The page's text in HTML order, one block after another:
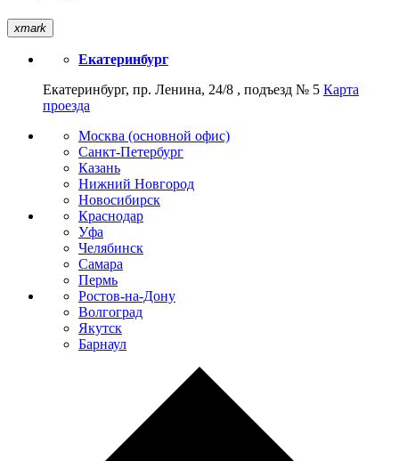
xmark
Екатеринбург
Екатеринбург, пр. Ленина, 24/8 , подъезд № 5 Карта
проезда
Москва (основной офис)
Санкт-Петербург
Казань
Нижний Новгород
Новосибирск
Краснодар
Уфа
Челябинск
Самара
Пермь
Ростов-на-Дону
Волгоград
Якутск
Барнаул